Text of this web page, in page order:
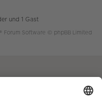
und 1 Gast
® Forum Software © phpBB Limited